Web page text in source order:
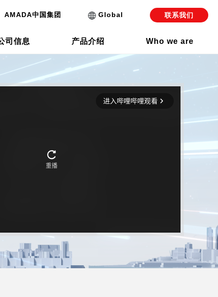
AMADA中国集团 Global 联系我们
司信息 产品介绍 Who we are
备的优势